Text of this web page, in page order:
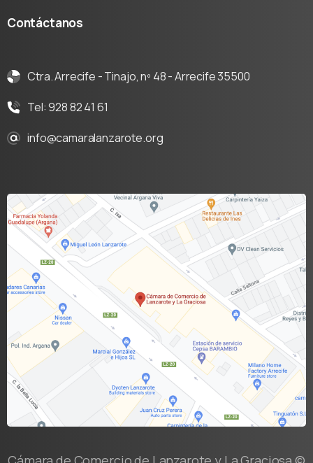
Contáctanos
Ctra. Arrecife - Tinajo, nº 48 - Arrecife 35500
Tel: 928 82 41 61
info@camaralanzarote.org